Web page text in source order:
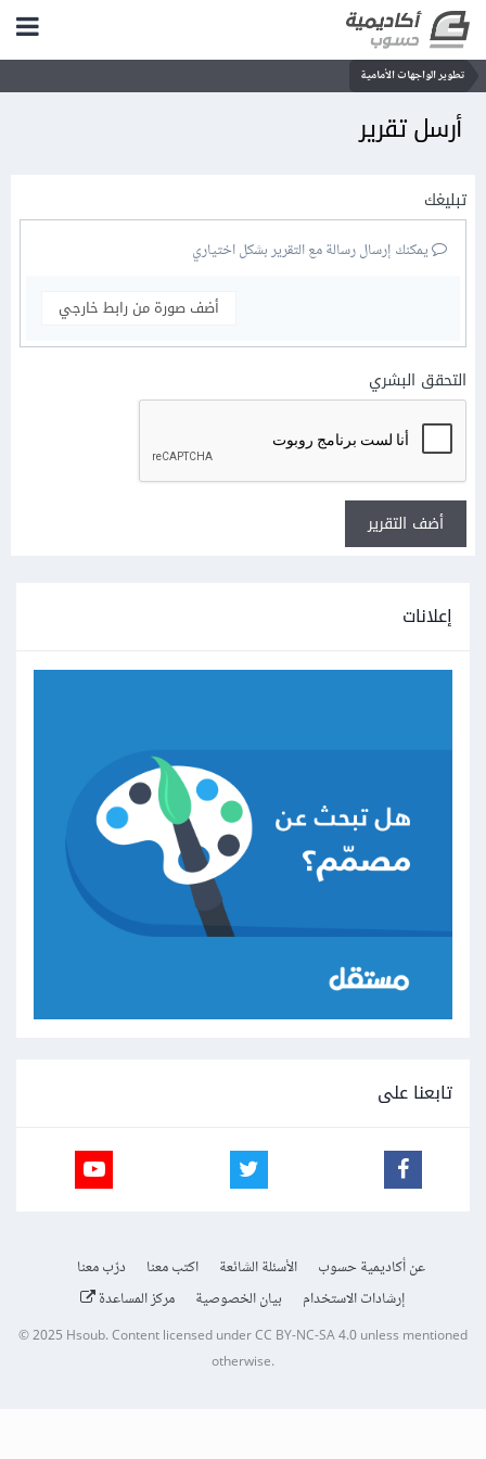
تطوير الواجهات الأمامية
أرسل تقرير
تبليغك
يمكنك إرسال رسالة مع التقرير بشكل اختياري
أضف صورة من رابط خارجي
التحقق البشري
أضف التقرير
إعلانات
تابعنا على
عن أكاديمية حسوب الأسئلة الشائعة اكتب معنا
درّب معنا
إرشادات الاستخدام
بيان الخصوصية مركز المساعدة
© 2025 Hsoub.Content licensed underCC BY-NC-SA 4.0unless mentioned
otherwise.